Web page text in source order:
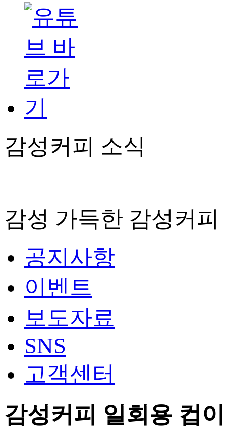
감성커피 소식
감성 가득한 감성커피
공지사항
이벤트
보도자료
SNS
고객센터
감성커피 일회용 컵